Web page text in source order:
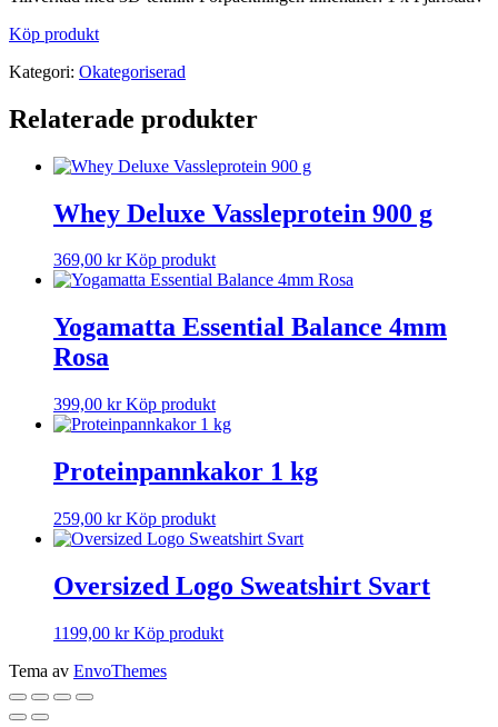
Köp produkt
Kategori: Okategoriserad
Relaterade produkter
Whey Deluxe Vassleprotein 900 g
369,00 kr Köp produkt
Yogamatta Essential Balance 4mm
Rosa
399,00 kr Köp produkt
Proteinpannkakor 1 kg
259,00 kr Köp produkt
Oversized Logo Sweatshirt Svart
1199,00 kr Köp produkt
Tema av EnvoThemes